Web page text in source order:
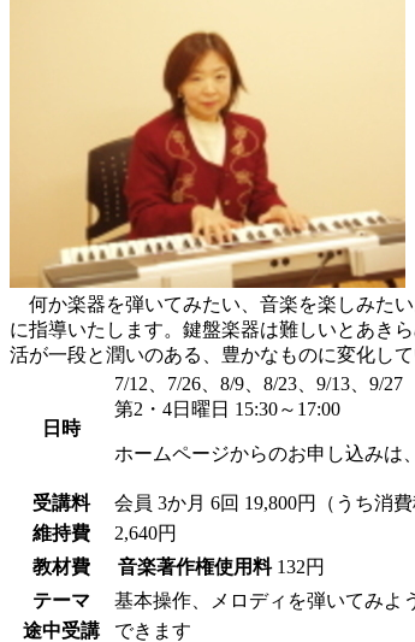
何か楽器を弾いてみたい、音楽を楽しみた
に指導いたします。鍵盤楽器は難しいとあき
活が一段と潤いのある、豊かなものに変化し
日時
7/12、7/26、8/9、8/23、9/13、9/27
第2・4日曜日 15:30～17:00
ホームページからのお申し込みは
受講料 会員 3か月 6回 19,800円（うち消費
維持費
2,640円
教材費
音楽著作権使用料 132円
テーマ
基本操作、メロディを弾いてみよ
途中受講
できます